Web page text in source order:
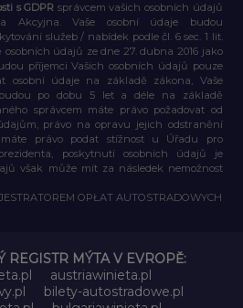
s GDPR správcem vašich osobních údajů
Akcyjna. Vaše osobní údaje budou
služeb / nabídek podle čl. 6 sec. 1 lit.
údajů ze dne 27. dubna 2016 jako
příjemci Vašich osobních údajů pouze
osobní údaje na základě zákona, Vaše
po dobu 5 let a déle na základě
správcem máte právo požadovat od
právo na opravu jejich odstranění
máte právo podat stížnost u Úřadu pro
poskytnutí osobních údajů je
však může mít za následek nemožnost
OPŁAT AUTOSTRADOWYCH
REGISTR MÝTA V EVROPĚ:
austriawinieta.pl
bilety-autostradowe.pl